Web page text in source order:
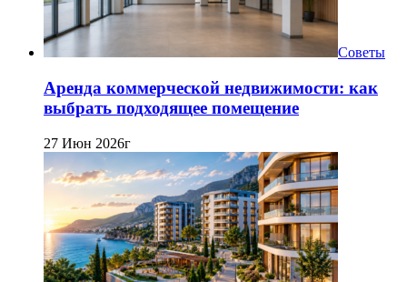
Советы
Аренда коммерческой недвижимости: как
выбрать подходящее помещение
27 Июн 2026г